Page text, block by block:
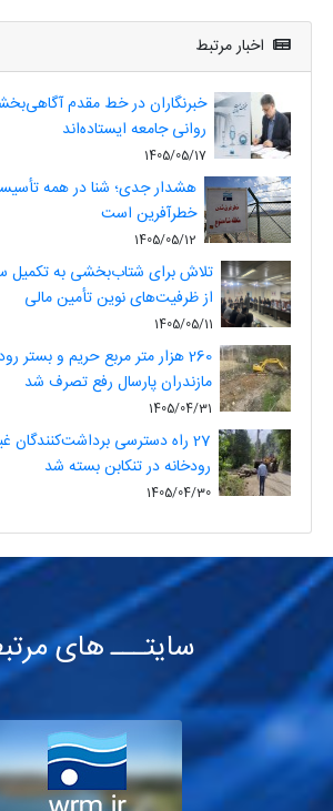
اخبار مرتبط
خبرنگاران در خط مقدم
روانی جامعه ایستاده‌اند
1405/05/17
هشدار جدی؛ شنا در همه
خطرآفرین است
1405/05/12
تلاش برای شتاب‌بخشی به تکمیل
از ظرفیت‌های نوین تأمین مالی
1405/05/11
260 هزار متر مربع حریم و بستر
مازندران پارسال رفع تصرف شد
1405/04/31
27 راه دسترسی برداشت‌کنندگان
رودخانه در تنکابن بسته شد
1405/04/30
سایتـــ های